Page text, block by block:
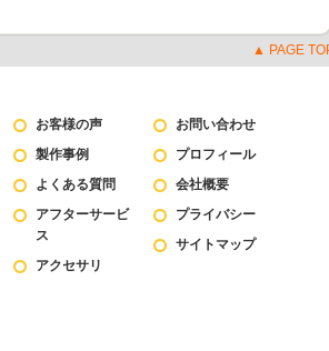
▲ PAGE
お客様の声
製作事例
よくある質問
アフターサービ
ス
アクセサリ
お問い合わせ
プロフィール
会社概要
プライバシー
サイトマップ